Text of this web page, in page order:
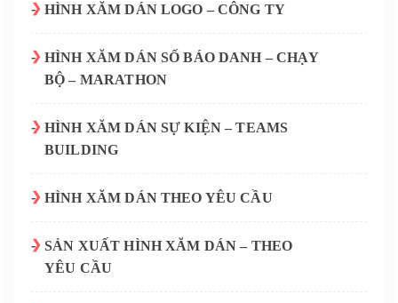
HÌNH XĂM DÁN LOGO – CÔNG TY
HÌNH XĂM DÁN SỐ BÁO DANH – CHẠY
BỘ – MARATHON
HÌNH XĂM DÁN SỰ KIỆN – TEAMS
BUILDING
HÌNH XĂM DÁN THEO YÊU CẦU
SẢN XUẤT HÌNH XĂM DÁN – THEO
YÊU CẦU